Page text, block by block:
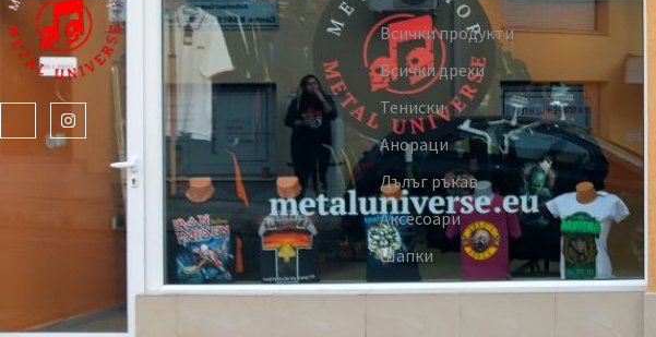
Всички продукти
Всички дрехи
Тениски
Анораци
Дълъг ръкав
Аксесоари
Шапки